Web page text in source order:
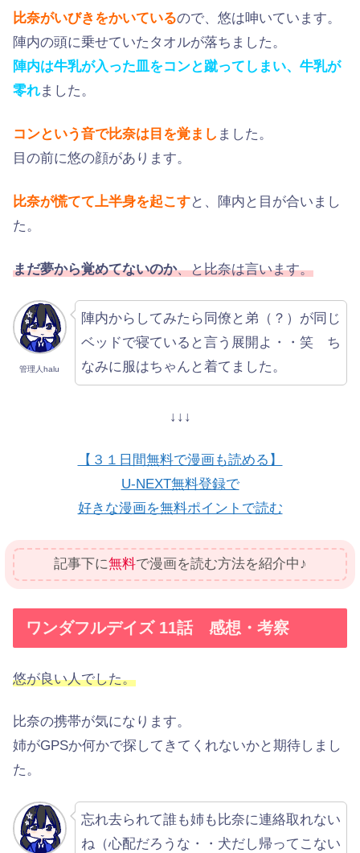
比奈がいびきをかいているので、悠は呻いています。
陣内の頭に乗せていたタオルが落ちました。
陣内は牛乳が入った皿をコンと蹴ってしまい、牛乳が
零れました。
コンという音で比奈は目を覚まし ました。
目の前に悠の顔があります。
比奈が慌てて上半身を起こすと、陣内と目が合いまし
た。
まだ夢から覚めてないのか、と比奈は言います。
管理人halu
陣内からしてみたら同僚と弟（？）が同じ
ベッドで寝ていると言う展開よ・・笑 ち
なみに服はちゃんと着てました。
↓↓↓
【３１日間無料で漫画も読める】
U-NEXT無料登録で
好きな漫画を無料ポイントで読む
記事下に無料で漫画を読む方法を紹介中♪
ワンダフルデイズ 11話 感想・考察
悠が良い人でした。
比奈の携帯が気になります。
姉がGPSか何かで探してきてくれないかと期待しまし
た。
忘れ去られて誰も姉も比奈に連絡取れない
ね（心配だろうな・・犬だし帰ってこない